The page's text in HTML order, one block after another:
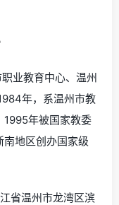
业教育中心、温州
年，系温州市教
1995年被国家教委
地区创办国家级
省温州市龙湾区滨